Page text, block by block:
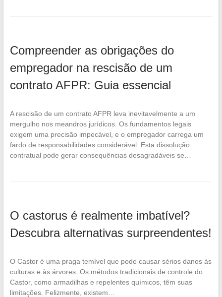
Compreender as obrigações do
empregador na rescisão de um
contrato AFPR: Guia essencial
A rescisão de um contrato AFPR leva inevitavelmente a um
mergulho nos meandros jurídicos. Os fundamentos legais
exigem uma precisão impecável, e o empregador carrega um
fardo de responsabilidades considerável. Esta dissolução
contratual pode gerar consequências desagradáveis se…
O castorus é realmente imbatível?
Descubra alternativas surpreendentes!
O Castor é uma praga temível que pode causar sérios danos às
culturas e às árvores. Os métodos tradicionais de controle do
Castor, como armadilhas e repelentes químicos, têm suas
limitações. Felizmente, existem…